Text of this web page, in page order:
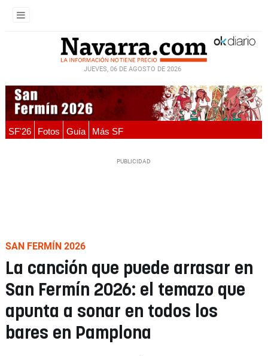
JUEVES, 06 DE AGOSTO DE 2026
SF'26 Fotos Guía Más SF
SAN FERMÍN 2026
La canción que puede arrasar en
San Fermín 2026: el temazo que
apunta a sonar en todos los
bares en Pamplona